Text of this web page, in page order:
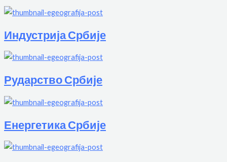
Индустрија Србије
Рударство Србије
Енергетика Србије